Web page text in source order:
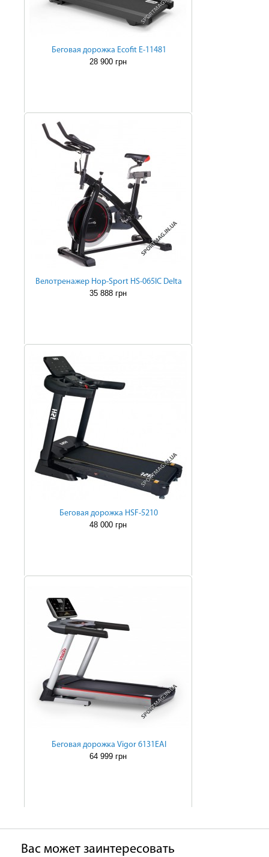
Беговая дорожка Ecofit E-11481
28 900 грн
Велотренажер Hop-Sport HS-065IC Delta
35 888 грн
Беговая дорожка HSF-5210
48 000 грн
Беговая дорожка Vigor 6131EAI
64 999 грн
Ваc может заинтересовать